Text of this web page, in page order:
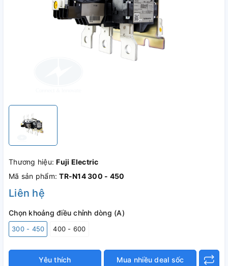
Thương hiệu:Fuji Electric
Mã sản phẩm:TR-N14 300 - 450
Liên hệ
Chọn khoảng điều chỉnh dòng (A)
300 - 450 400 - 600
Yêu thích Mua nhiều deal sốc